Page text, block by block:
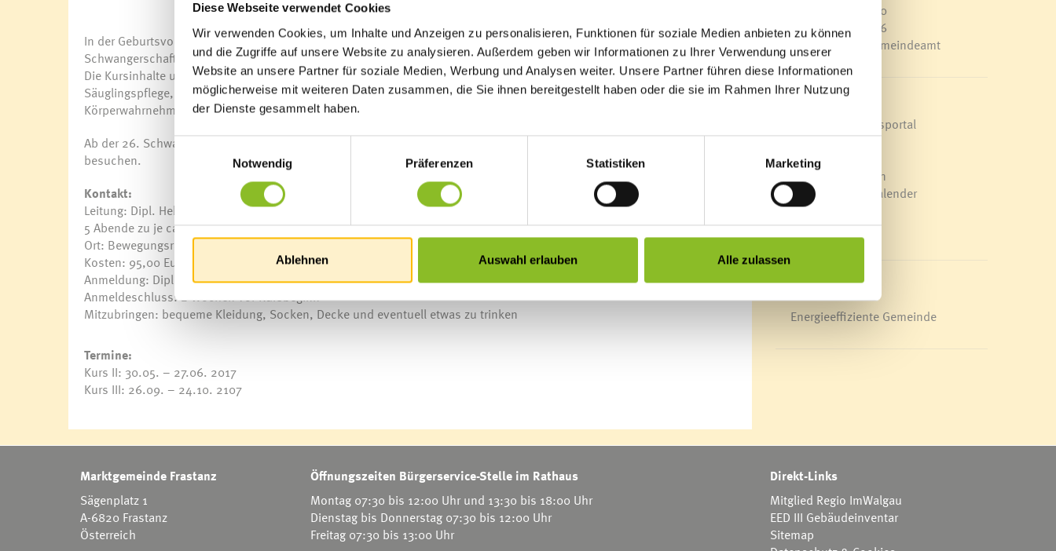
Diese Webseite verwendet Cookies
Wir verwenden Cookies, um Inhalte und Anzeigen zu personalisieren, Funktionen für soziale Medien anbieten zu können
und die Zugriffe auf unsere Website zu analysieren. Außerdem geben wir Informationen zu Ihrer Verwendung unserer
Website an unsere Partner für soziale Medien, Werbung und Analysen weiter. Unsere Partner führen diese Informationen
möglicherweise mit weiteren Daten zusammen, die Sie ihnen bereitgestellt haben oder die sie im Rahmen Ihrer Nutzung
der Dienste gesammelt haben.
Einwilligungsauswahl
Notwendig
Präferenzen Statistiken Marketing
Ablehnen Auswahl erlauben Alle zulassen
In der Geburtsvorbereitung lernen werdende Mütter die Veränderungen und Vorgänge des Körpers während der
Schwangerschaft und der Geburt besser zu verstehen, um so Vertrauen in die Gebärfähigkeit zu entwickeln.
Die Kursinhalte umfassen Information über Schwangerschaft, Geburt, Gebärmöglichkeiten, Atemübungen,
Säuglingspflege, Wochenbett, Stillen und noch vieles mehr. Zudem gibt es praktische Übungen zur Wehenverarbeitung,
Körperwahrnehmung, Entspannung, und leichte Gymnastik.
Ab der 26. Schwangerschaftswoche sind Interessierte ganz herzlich eingeladen den Geburtsvorbereitungskurs zu
besuchen.
Kontakt:
Leitung: Dipl. Hebamme Helga Hartmann
5 Abende zu je ca. 1,5 Stunden – immer dienstags von 19:30 – 21:00 Uhr
Ort: Bewegungsraum im Kindergarten Einlis
Kosten: 95,00 Euro
Anmeldung: Dipl. Hebamme Helga Hartmann: Tel.: 0664/6450090 oder
hebamme.helga@cable.vol.at
Anmeldeschluss: 2 Wochen vor Kursbeginn
Mitzubringen: bequeme Kleidung, Socken, Decke und eventuell etwas zu trinken
Termine:
Kurs II: 30.05. – 27.06. 2017
Kurs III: 26.09. – 24.10. 2107
0043 5522 51534-0
F 0043 5522 51534-6
E-Mail an das Gemeindeamt
Schnellzugriff
Veröffentlichungsportal
Blackout
Ortsplan
Bürgermeldungen
Veranstaltungskalender
Mediathek
News Archiv
Energieeffiziente Gemeinde
Marktgemeinde Frastanz
Sägenplatz 1
A-6820 Frastanz
Österreich
Öffnungszeiten Bürgerservice-Stelle im Rathaus
Montag 07:30 bis 12:00 Uhr und 13:30 bis 18:00 Uhr
Dienstag bis Donnerstag 07:30 bis 12:00 Uhr
Freitag 07:30 bis 13:00 Uhr
Direkt-Links
Mitglied Regio ImWalgau
EED III Gebäudeinventar
Sitemap